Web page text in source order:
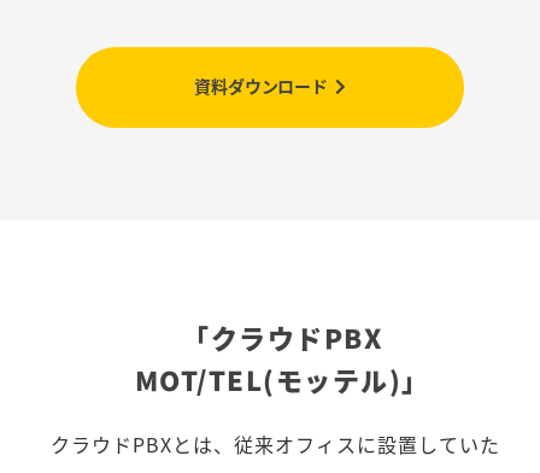
資料ダウンロード
「クラウドPBX
MOT/TEL(モッテル)」
クラウドPBXとは、従来オフィスに設置していた